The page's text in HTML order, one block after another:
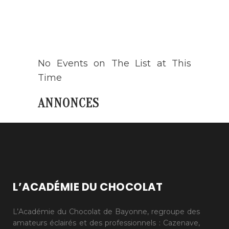
No Events on The List at This
Time
ANNONCES
L’ACADÉMIE DU CHOCOLAT
L’Académie du Chocolat de Bayonne, regroupe des
amateurs éclairés et des professionnels : Cazenave,